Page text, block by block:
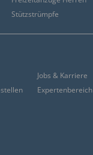
Stützstrümpfe
Jobs & Karriere
Expertenbereich